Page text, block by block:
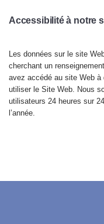
Accessibilité à notre
Les données sur le site
cherchant un
avez accédé au site Web à
utiliser le Site Web. Nous
utilisateurs 24 heures sur
l’année.